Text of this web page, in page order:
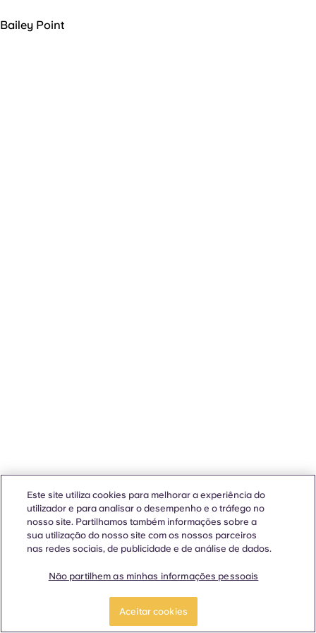
Bailey Point
Este site utiliza cookies para melhorar a experiência do
utilizador e para analisar o desempenho e o tráfego no
nosso site. Partilhamos também informações sobre a
sua utilização do nosso site com os nossos parceiros
nas redes sociais, de publicidade e de análise de dados.
Não partilhem as minhas informações pessoais
Aceitar cookies